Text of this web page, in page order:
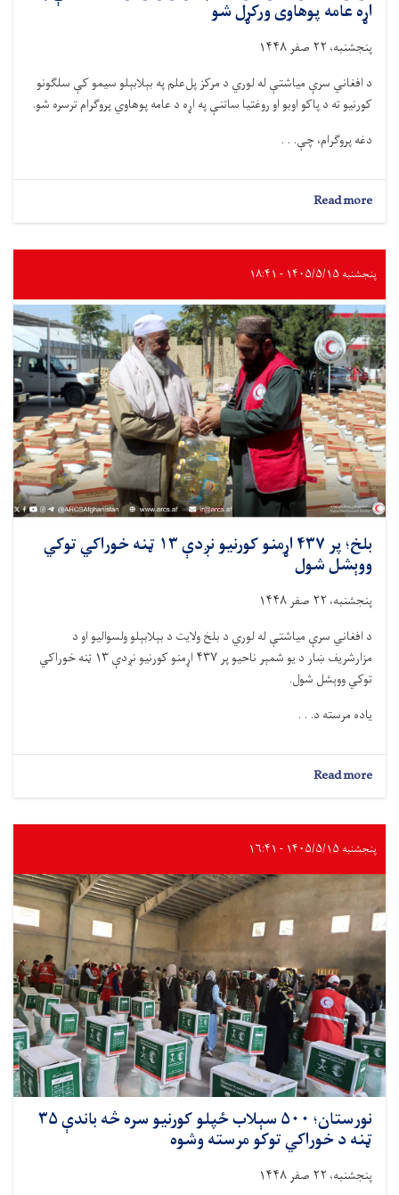
اړه عامه پوهاوی ورکړل شو
پنجشنبه، ۲۲ صفر ۱۴۴۸
د افغاني سرې میاشتې له لوري د مرکز پل‌علم په بېلابېلو سیمو کې سلګونو
کورنیو ته د پاکو اوبو او روغتیا ساتنې په اړه د عامه پوهاوي پروګرام ترسره شو.
دغه پروګرام، چې. . .
Read more
لوګر؛
کورنیو
ته
پاکو
اوبو
او
روغتیا
ساتنې
په
اړه
عامه
پوهاوی
ورکړل
شو
پنجشنبه ۱۴۰۵/۵/۱۵ - ۱۸:۴۱
بلخ؛ پر ۴۳۷ اړمنو کورنیو نږدې ۱۳ ټنه خوراکي توکي
ووېشل شول
پنجشنبه، ۲۲ صفر ۱۴۴۸
د افغاني سرې میاشتې له لوري د بلخ ولایت د بېلابېلو ولسوالیو او د
مزارشریف ښار د يو شمېر ناحیو پر ۴۳۷ اړمنو کورنیو نږدې ۱۳ ټنه خوراکي
توکي ووېشل شول.
یاده مرسته د. . .
Read more
بلخ؛
۴۳۷
اړمنو
۱۳
ټنه
خوراکي
توکي
ووېشل
شول
پنجشنبه ۱۴۰۵/۵/۱۵ - ۱۶:۴۱
نورستان؛ ۵۰۰ سېلاب ځپلو کورنیو سره څه باندې ۳۵
ټنه د خوراکي توکو مرسته وشوه
پنجشنبه، ۲۲ صفر ۱۴۴۸